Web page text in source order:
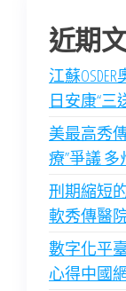
近期
江蘇
日安康“三
美最高秀
療”爭議
刑期縮短
軟秀傳醫
數字化平
心得中國